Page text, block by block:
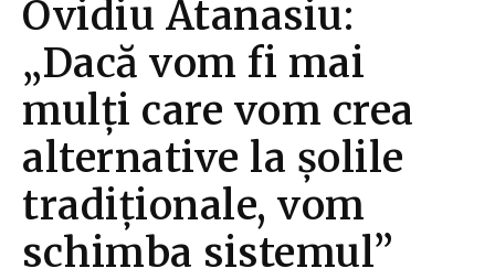
Ovidiu Atanasiu:
„Dacă vom fi mai
mulți care vom crea
alternative la șolile
tradiționale, vom
schimba sistemul”